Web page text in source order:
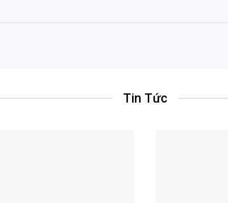
Tin Tức